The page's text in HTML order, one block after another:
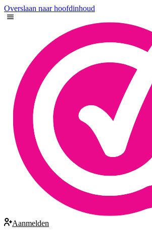
Overslaan naar hoofdinhoud
Aanmelden